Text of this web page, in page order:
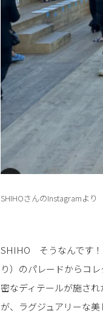
SHIHOさんのInstagramより
SHIHO そうなんです！
り）のパレードからコ
密なディテールが施さ
が、ラグジュアリーな美